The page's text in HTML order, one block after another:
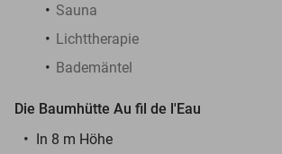
Sauna
Lichttherapie
Bademäntel
Die Baumhütte Au fil de l'Eau
In 8 m Höhe